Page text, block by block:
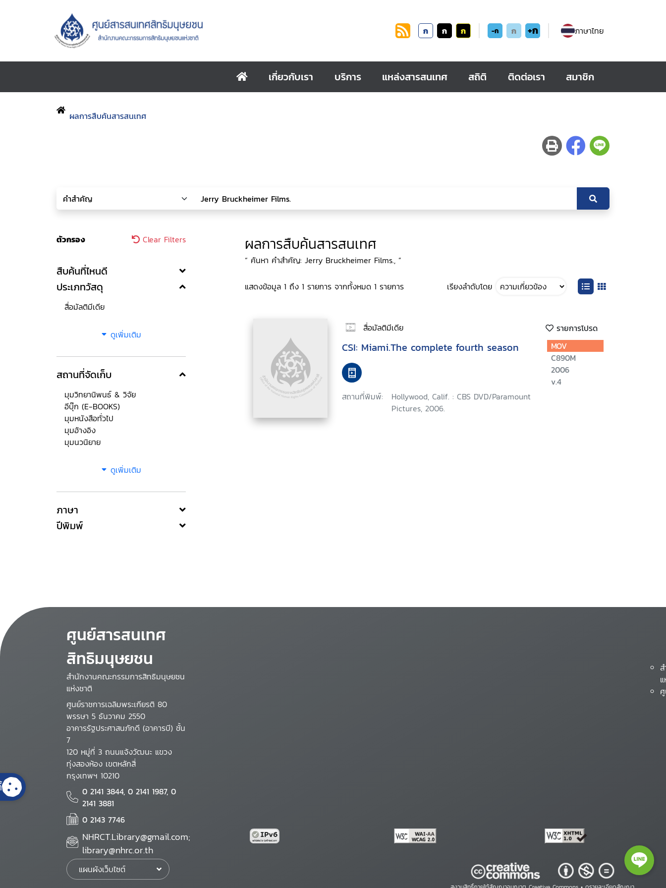
ก ก ก -ก ก +ก ภาษาไทย
เกี่ยวกับเรา บริการ แหล่งสารสนเทศ สถิติ ติดต่อเรา สมาชิก
ผลการสืบค้นสารสนเทศ
ตัวกรอง Clear Filters
สืบค้นที่ไหนดี
ประเภทวัสดุ
สื่อมัลติมีเดีย
ดูเพิ่มเติม
สถานที่จัดเก็บ
มุมวิทยานิพนธ์ & วิจัย
อีบุ๊ก (E-BOOKS)
มุมหนังสือทั่วไป
มุมอ้างอิง
มุมนวนิยาย
ดูเพิ่มเติม
ภาษา
ปีพิมพ์
ผลการสืบค้นสารสนเทศ
“ ค้นหา คำสำคัญ: Jerry Bruckheimer Films., ”
แสดงข้อมูล 1 ถึง 1 รายการ จากทั้งหมด 1 รายการ เรียงลำดับโดย
สื่อมัลติมีเดีย รายการโปรด
CSI: Miami.The complete fourth season
สถานที่พิมพ์:
Hollywood, Calif. : CBS DVD/Paramount
Pictures, 2006.
MOV
C890M
2006
v.4
ศูนย์สารสนเทศ
สิทธิมนุษยชน
สำนักงานคณะกรรมการสิทธิมนุษยชน
แห่งชาติ
ศูนย์ราชการเฉลิมพระเกียรติ 80
พรรษา 5 ธันวาคม 2550
อาคารรัฐประศาสนภักดี (อาคารบี) ชั้น
7
120 หมู่ที่ 3 ถนนแจ้งวัฒนะ แขวง
ทุ่งสองห้อง เขตหลักสี่
กรุงเทพฯ 10210
0 2141 3844, 0 2141 1987, 0
2141 3881
0 2143 7746
NHRCT.Library@gmail.com;
library@nhrc.or.th
แผนผังเว็บไซต์